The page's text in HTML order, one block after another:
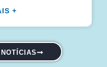
+